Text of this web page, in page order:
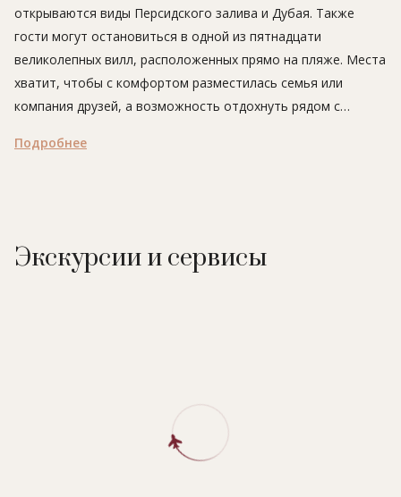
открываются виды Персидского залива и Дубая. Также
гости могут остановиться в одной из пятнадцати
великолепных вилл, расположенных прямо на пляже. Места
хватит, чтобы с комфортом разместилась семья или
компания друзей, а возможность отдохнуть рядом с
вдвойне приятнее.
Подробнее
Экскурсии и сервисы